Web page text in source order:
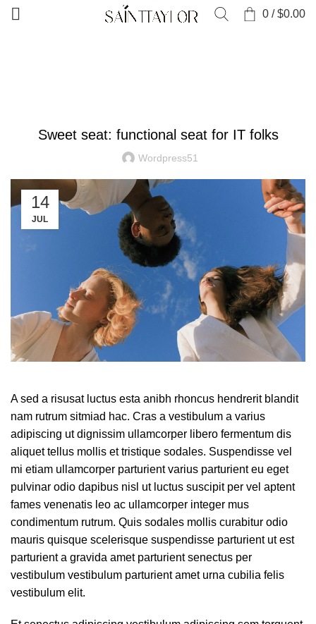
0 / $0.00
Sweet seat: functional seat for IT folks
Wordpress51
14
JUL
A sed a risusat luctus esta anibh rhoncus hendrerit blandit
nam rutrum sitmiad hac. Cras a vestibulum a varius
adipiscing ut dignissim ullamcorper libero fermentum dis
aliquet tellus mollis et tristique sodales. Suspendisse vel
mi etiam ullamcorper parturient varius parturient eu eget
pulvinar odio dapibus nisl ut luctus suscipit per vel aptent
fames venenatis leo ac ullamcorper integer mus
condimentum rutrum. Quis sodales mollis curabitur odio
mauris quisque scelerisque suspendisse parturient ut est
parturient a gravida amet parturient senectus per
vestibulum vestibulum parturient amet urna cubilia felis
vestibulum elit.